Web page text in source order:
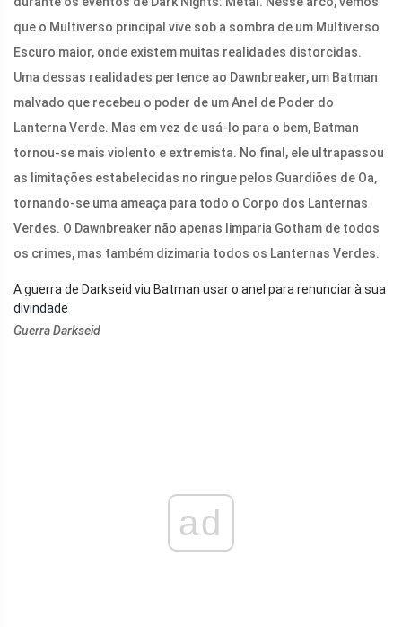
que o Multiverso principal vive sob a sombra de um Multiverso
Escuro maior, onde existem muitas realidades distorcidas.
Uma dessas realidades pertence ao Dawnbreaker, um Batman
malvado que recebeu o poder de um Anel de Poder do
Lanterna Verde. Mas em vez de usá-lo para o bem, Batman
tornou-se mais violento e extremista. No final, ele ultrapassou
as limitações estabelecidas no ringue pelos Guardiões de Oa,
tornando-se uma ameaça para todo o Corpo dos Lanternas
Verdes. O Dawnbreaker não apenas limparia Gotham de todos
os crimes, mas também dizimaria todos os Lanternas Verdes.
A guerra de Darkseid viu Batman usar o anel para renunciar à sua
divindade
Guerra Darkseid
ad